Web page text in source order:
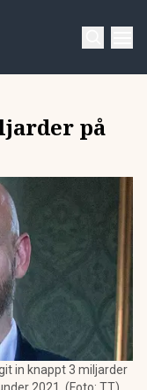
på
in knappt 3 miljarder